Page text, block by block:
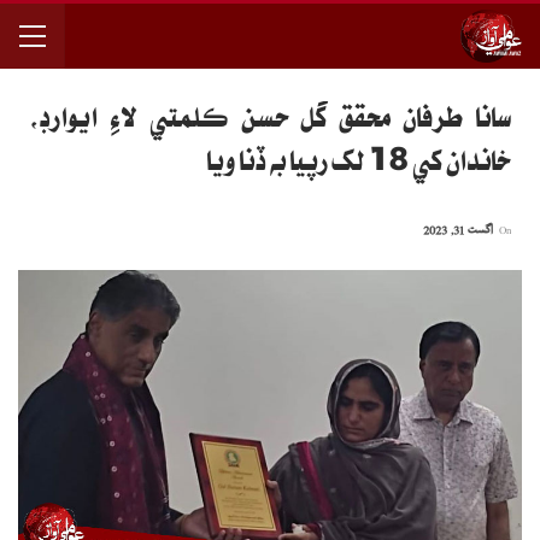
سانا طرفان محقق گل حسن ڪلمتي لاءِ ايوارڊ،
خاندان کي 18 لک رپيا به ڏنا ويا
اگست 31, 2023